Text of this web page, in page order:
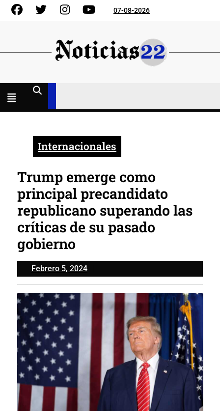
Skip
FacebookGorjeo InstagramYouTube07-08-2026
Internacionales
Trump emerge como
principal precandidato
republicano superando las
críticas de su pasado
gobierno
Febrero 5, 2024Febrero
5,
2024